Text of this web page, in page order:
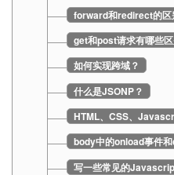
forward和redirect的区
get和post请求有哪些区
如何实现跨域？
什么是JSONP？
HTML、CSS、
写一些常见的